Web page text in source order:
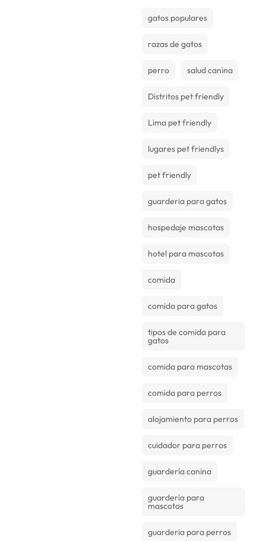
gatos populares
razas de gatos
perro salud canina
Distritos pet friendly
Lima pet friendly
lugares pet friendlys
pet friendly
guarderia para gatos
hospedaje mascotas
hotel para mascotas
comida
comida para gatos
tipos de comida para
gatos
comida para mascotas
comida para perros
alojamiento para perros
cuidador para perros
guardería canina
guardería para
mascotas
guarderia para perros